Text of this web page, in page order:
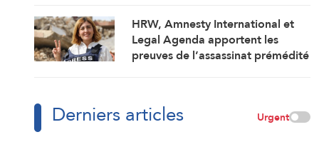
HRW, Amnesty International et
Legal Agenda apportent les
preuves de l’assassinat prémédité
Derniers articles Urgent